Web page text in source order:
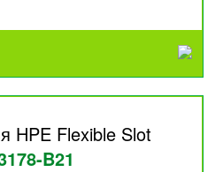
HPE Flexible Slot
B21